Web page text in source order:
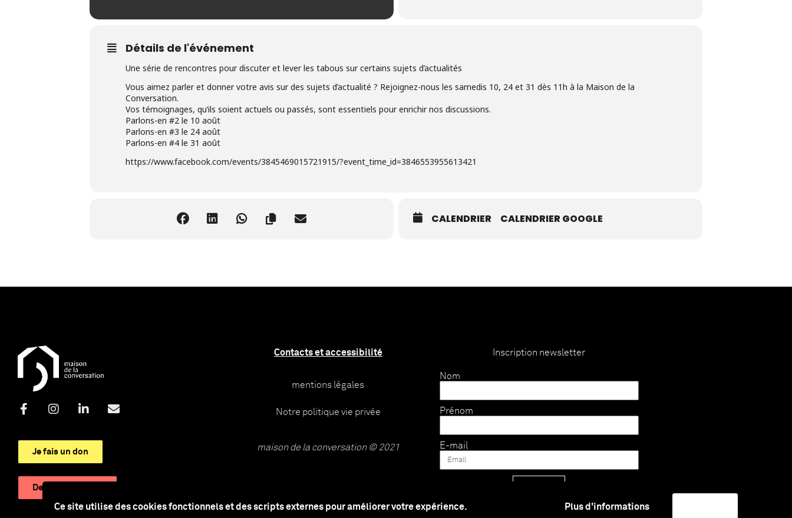
Ce site utilise des cookies fonctionnels et des scripts externes pour améliorer votre expérience. Plus d'informations
Détails de l'événement
Une série de rencontres pour discuter et lever les tabous sur certains sujets d’actualités
Vous aimez parler et donner votre avis sur des sujets d’actualité ? Rejoignez-nous les samedis 10, 24 et 31 dès 11h à la Maison de la
Conversation.
Vos témoignages, qu’ils soient actuels ou passés, sont essentiels pour enrichir nos discussions.
Parlons-en #2 le 10 août
Parlons-en #3 le 24 août
Parlons-en #4 le 31 août
https://www.facebook.com/events/3845469015721915/?event_time_id=3846553955613421
CALENDRIER CALENDRIER GOOGLE
Je fais un don
Devenir adhérent
Contacts et accessibilité
mentions légales
Notre politique vie privée
maison de la conversation © 2021
Inscription newsletter
Nom
Prénom
E-mail